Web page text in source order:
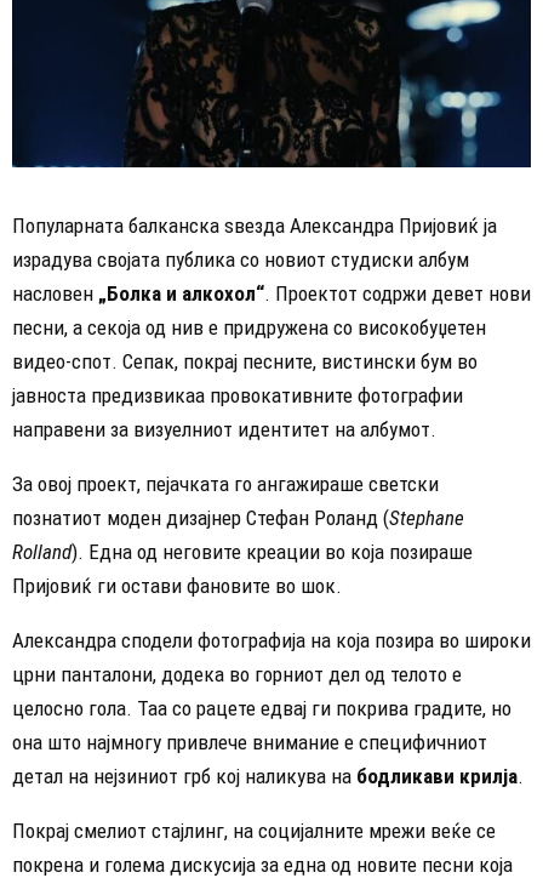
Популарната балканска ѕвезда Александра Пријовиќ ја
израдува својата публика со новиот студиски албум
насловен „Болка и алкохол“. Проектот содржи девет нови
песни, а секоја од нив е придружена со високобуџетен
видео-спот. Сепак, покрај песните, вистински бум во
јавноста предизвикаа провокативните фотографии
направени за визуелниот идентитет на албумот.
За овој проект, пејачката го ангажираше светски
познатиот моден дизајнер Стефан Роланд (Stephane
Rolland). Една од неговите креации во која позираше
Пријовиќ ги остави фановите во шок.
Александра сподели фотографија на која позира во широки
црни панталони, додека во горниот дел од телото е
целосно гола. Таа со рацете едвај ги покрива градите, но
она што најмногу привлече внимание е специфичниот
детал на нејзиниот грб кој наликува на бодликави крилја.
Покрај смелиот стајлинг, на социјалните мрежи веќе се
покрена и голема дискусија за една од новите песни која